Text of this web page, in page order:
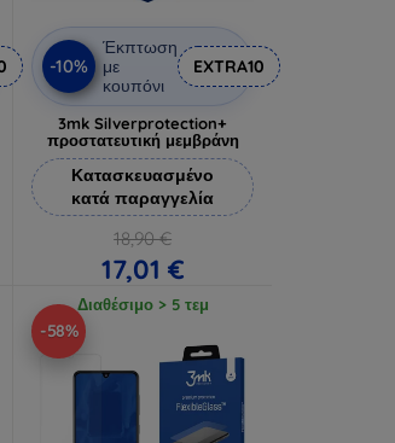
-10%
Έκπτωση
με
κουπόνι
EXTRA10
3mk Silverprotection+
προστατευτική μεμβράνη
Κατασκευασμένο
κατά παραγγελία
18,90 €
17,01 €
Διαθέσιμο > 5 τεμ
-58%